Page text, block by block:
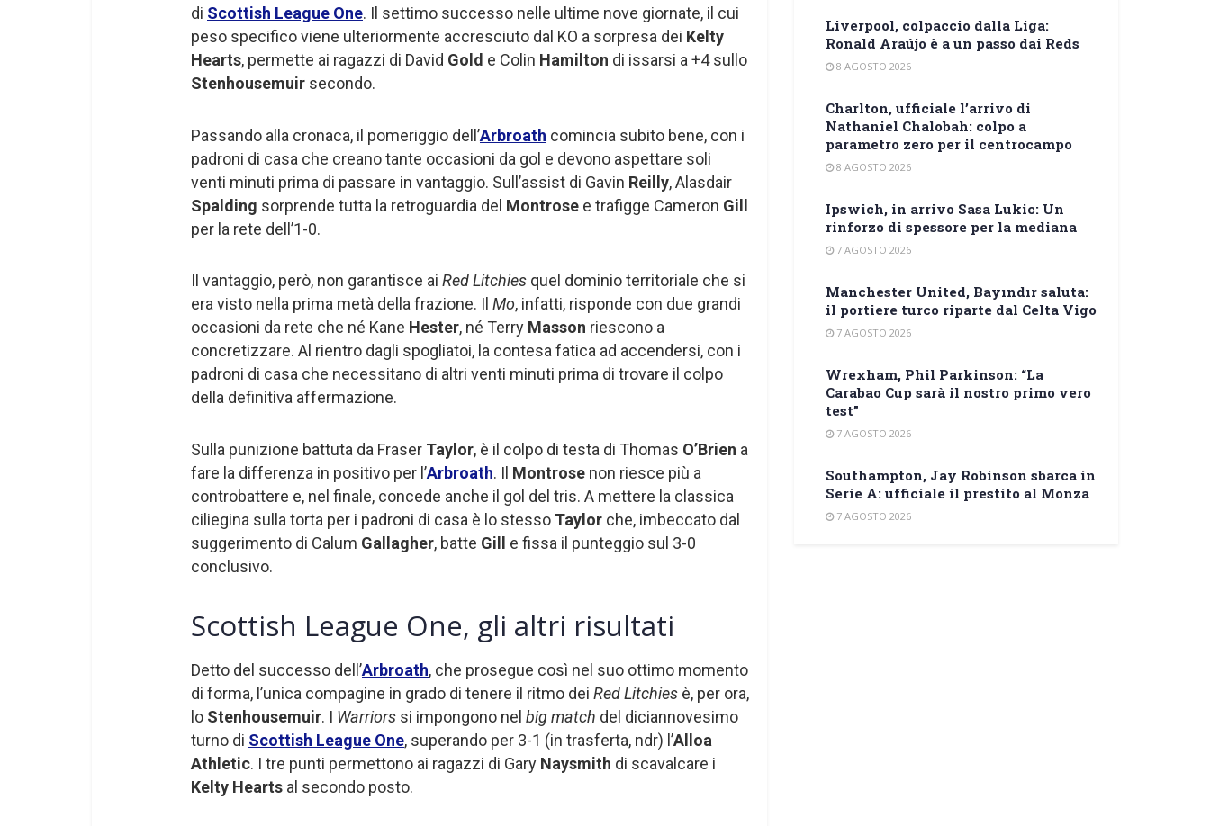
di Scottish League One. Il settimo successo nelle ultime nove giornate, il cui
peso specifico viene ulteriormente accresciuto dal KO a sorpresa dei Kelty
Hearts, permette ai ragazzi di David Gold e Colin Hamilton di issarsi a +4 sullo
Stenhousemuir secondo.
Passando alla cronaca, il pomeriggio dell’Arbroath comincia subito bene, con i
padroni di casa che creano tante occasioni da gol e devono aspettare soli
venti minuti prima di passare in vantaggio. Sull’assist di Gavin Reilly, Alasdair
Spalding sorprende tutta la retroguardia del Montrose e trafigge Cameron Gill
per la rete dell’1-0.
Il vantaggio, però, non garantisce ai Red Litchies quel dominio territoriale che si
era visto nella prima metà della frazione. Il Mo, infatti, risponde con due grandi
occasioni da rete che né Kane Hester, né Terry Masson riescono a
concretizzare. Al rientro dagli spogliatoi, la contesa fatica ad accendersi, con i
padroni di casa che necessitano di altri venti minuti prima di trovare il colpo
della definitiva affermazione.
Sulla punizione battuta da Fraser Taylor, è il colpo di testa di Thomas O’Brien a
fare la differenza in positivo per l’Arbroath. Il Montrose non riesce più a
controbattere e, nel finale, concede anche il gol del tris. A mettere la classica
ciliegina sulla torta per i padroni di casa è lo stesso Taylor che, imbeccato dal
suggerimento di Calum Gallagher, batte Gill e fissa il punteggio sul 3-0
conclusivo.
Scottish League One, gli altri risultati
Detto del successo dell’Arbroath, che prosegue così nel suo ottimo momento
di forma, l’unica compagine in grado di tenere il ritmo dei Red Litchies è, per ora,
lo Stenhousemuir. I Warriors si impongono nel big match del diciannovesimo
turno di Scottish League One, superando per 3-1 (in trasferta, ndr) l’Alloa
Athletic. I tre punti permettono ai ragazzi di Gary Naysmith di scavalcare i
Kelty Hearts al secondo posto.
Liverpool, colpaccio dalla Liga:
Ronald Araújo è a un passo dai Reds
8 AGOSTO 2026
Charlton, ufficiale l’arrivo di
Nathaniel Chalobah: colpo a
parametro zero per il centrocampo
8 AGOSTO 2026
Ipswich, in arrivo Sasa Lukic: Un
rinforzo di spessore per la mediana
7 AGOSTO 2026
Manchester United, Bayındır saluta:
il portiere turco riparte dal Celta Vigo
7 AGOSTO 2026
Wrexham, Phil Parkinson: “La
Carabao Cup sarà il nostro primo vero
test”
7 AGOSTO 2026
Southampton, Jay Robinson sbarca in
Serie A: ufficiale il prestito al Monza
7 AGOSTO 2026